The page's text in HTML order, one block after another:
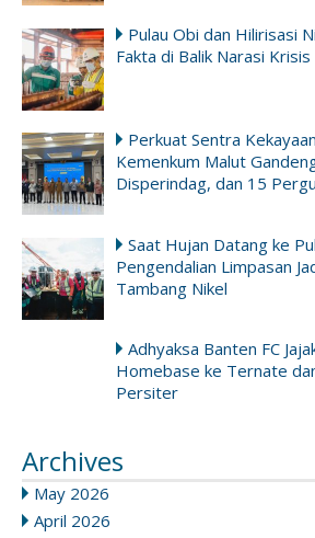
Pulau Obi dan Hilirisasi
Fakta di Balik Narasi Krisis
Perkuat Sentra
Kemenkum Malut
Disperindag, dan 15
Saat Hujan Datang ke
Pengendalian Limpasan
Tambang Nikel
Adhyaksa Banten FC
Homebase ke Ternate
Persiter
Archives
May 2026
April 2026